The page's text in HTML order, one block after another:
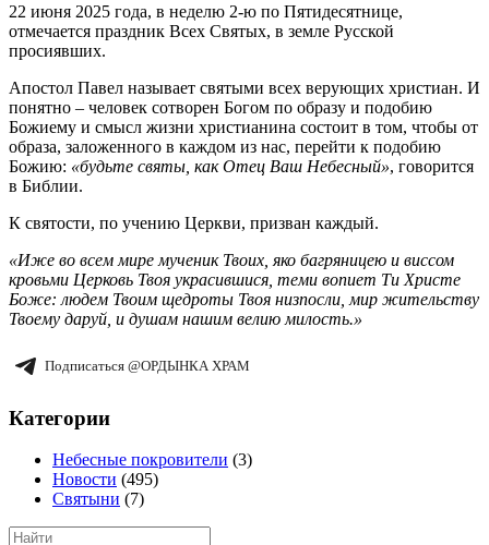
22 июня 2025 года, в неделю 2-ю по Пятидесятнице,
отмечается праздник Всех Святых, в земле Русской
просиявших.
Апостол Павел называет святыми всех верующих христиан. И
понятно – человек сотворен Богом по образу и подобию
Божиему и смысл жизни христианина состоит в том, чтобы от
образа, заложенного в каждом из нас, перейти к подобию
Божию: «будьте святы, как Отец Ваш Небесный», говорится
в Библии.
К святости, по учению Церкви, призван каждый.
«Иже во всем мире мученик Твоих, яко багряницею и виссом
кровьми Церковь Твоя украсившися, теми вопиет Ти Христе
Боже: людем Твоим щедроты Твоя низпосли, мир жительству
Твоему даруй, и душам нашим велию милость.»
Подписаться @ОРДЫНКА ХРАМ
Категории
Небесные покровители (3)
Новости (495)
Святыни (7)